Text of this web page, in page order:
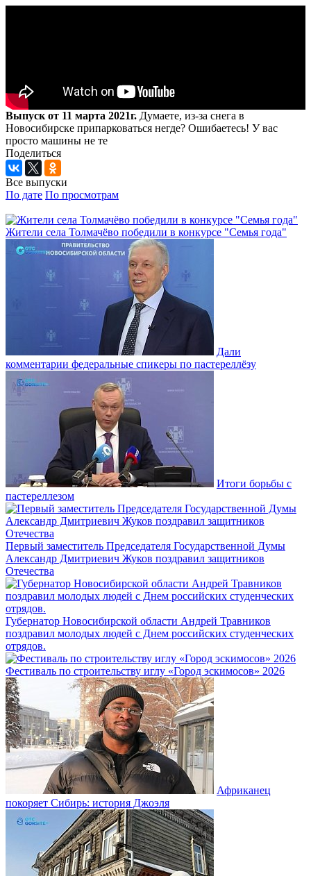
Выпуск от 11 марта 2021г. Думаете, из-за снега в
Новосибирске припарковаться негде? Ошибаетесь! У вас
просто машины не те
Поделиться
Все выпуски
По дате По просмотрам
Жители села Толмачёво победили в конкурсе "Семья года"
Дали
комментарии федеральные спикеры по пастереллёзу
Итоги борьбы с
пастереллезом
Первый заместитель Председателя Государственной Думы
Александр Дмитриевич Жуков поздравил защитников
Отечества
Губернатор Новосибирской области Андрей Травников
поздравил молодых людей с Днем российских студенческих
отрядов.
Фестиваль по строительству иглу «Город эскимосов» 2026
Африканец
покоряет Сибирь: история Джоэля